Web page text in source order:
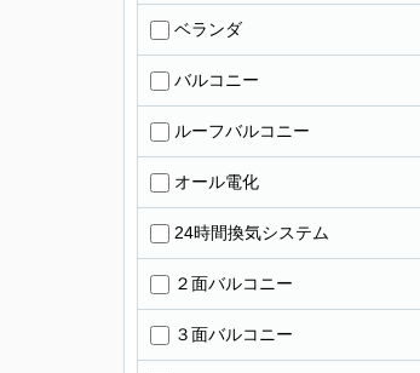
ベランダ
バルコニー
ルーフバルコニー
オール電化
24時間換気システム
２面バルコニー
３面バルコニー